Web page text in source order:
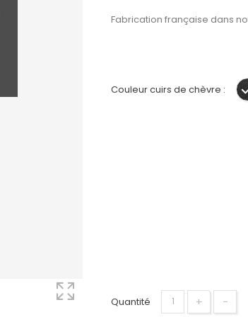
Fabrication française dans
Couleur cuirs de chèvre :
Quantité + −